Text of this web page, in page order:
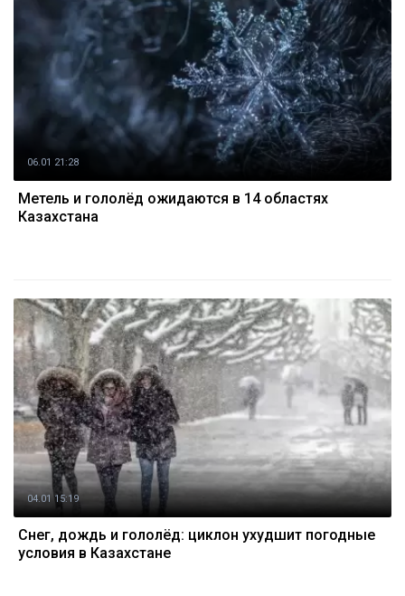
06.01 21:28
Метель и гололёд ожидаются в 14 областях
Казахстана
04.01 15:19
Снег, дождь и гололёд: циклон ухудшит погодные
условия в Казахстане